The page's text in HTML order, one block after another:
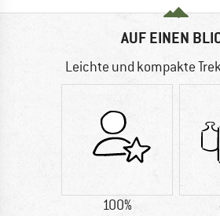
AUF EINEN
Leichte und kompakte
100%